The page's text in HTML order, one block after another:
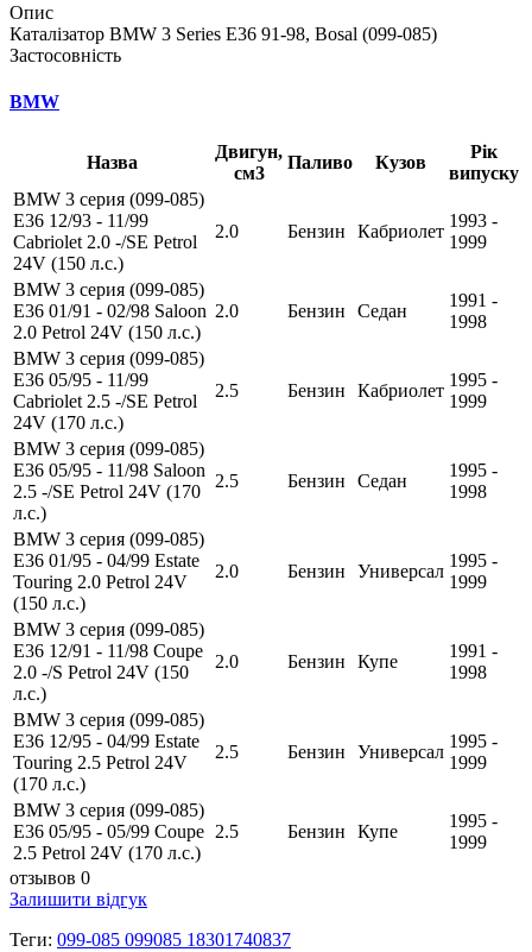
Опис
Каталізатор BMW 3 Series E36 91-98, Bosal (099-085)
Застосовність
BMW
Назва
Двигун,
см3
Паливо Кузов
Рік
випуску
BMW 3 серия (099-085)
E36 12/93 - 11/99
Cabriolet 2.0 -/SE Petrol
24V (150 л.с.)
2.0 Бензин Кабриолет
1993 -
1999
BMW 3 серия (099-085)
E36 01/91 - 02/98 Saloon
2.0 Petrol 24V (150 л.с.)
2.0 Бензин Седан
1991 -
1998
BMW 3 серия (099-085)
E36 05/95 - 11/99
Cabriolet 2.5 -/SE Petrol
24V (170 л.с.)
2.5 Бензин Кабриолет
1995 -
1999
BMW 3 серия (099-085)
E36 05/95 - 11/98 Saloon
2.5 -/SE Petrol 24V (170
л.с.)
2.5 Бензин Седан
1995 -
1998
BMW 3 серия (099-085)
E36 01/95 - 04/99 Estate
Touring 2.0 Petrol 24V
(150 л.с.)
2.0 Бензин Универсал
1995 -
1999
BMW 3 серия (099-085)
E36 12/91 - 11/98 Coupe
2.0 -/S Petrol 24V (150
л.с.)
2.0 Бензин Купе
1991 -
1998
BMW 3 серия (099-085)
E36 12/95 - 04/99 Estate
Touring 2.5 Petrol 24V
(170 л.с.)
2.5 Бензин Универсал
1995 -
1999
BMW 3 серия (099-085)
E36 05/95 - 05/99 Coupe
2.5 Petrol 24V (170 л.с.)
2.5 Бензин Купе
1995 -
1999
отзывов 0
Залишити відгук
Теги: 099-085 099085 18301740837